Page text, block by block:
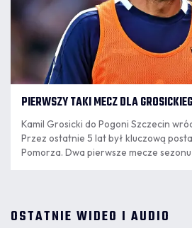
PIERWSZY TAKI MECZ DLA
Kamil Grosicki do Pogoni Szczecin
Przez ostatnie 5 lat był kluczową
Pomorza. Dwa pierwsze mecze
OSTATNIE WIDEO I AUDIO